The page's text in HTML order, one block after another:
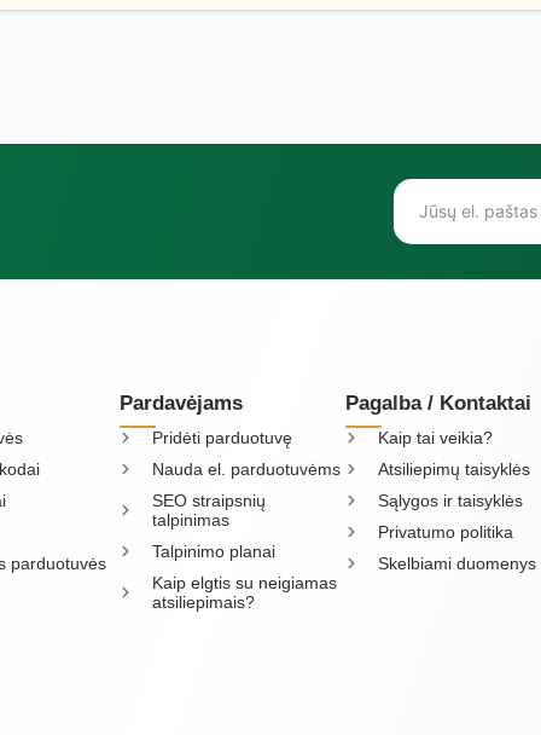
parduotuvės
Pardavėjams
Pridėti parduotuvę
Nauda el. parduotuvėms
SEO straipsnių
talpinimas
Talpinimo planai
Kaip elgtis su neigiamas
atsiliepimais?
Pagalba / Kontaktai
Kaip tai veikia?
Atsiliepimų taisyklės
Sąlygos ir taisyklės
Privatumo politika
Skelbiami duomenys